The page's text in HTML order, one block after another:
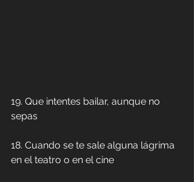
19. Que intentes bailar, aunque no
sepas
18. Cuando se te sale alguna lágrima
en el teatro o en el cine